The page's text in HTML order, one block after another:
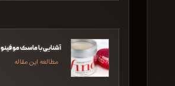
آشنایی با ماسک مو فینو
مطالعه این مقاله